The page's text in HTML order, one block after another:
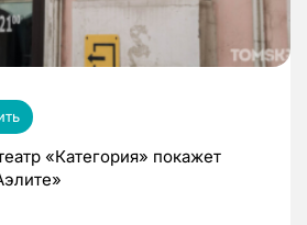
«Категория» покажет